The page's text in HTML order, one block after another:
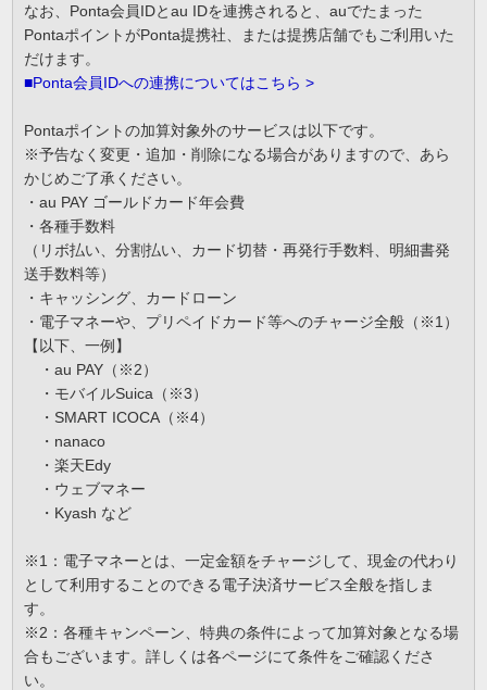
なお、Ponta会員IDとau IDを連携されると、auでたまった
PontaポイントがPonta提携社、または提携店舗でもご利用いた
だけます。
■Ponta会員IDへの連携についてはこちら >
Pontaポイントの加算対象外のサービスは以下です。
※予告なく変更・追加・削除になる場合がありますので、あら
かじめご了承ください。
・au PAY ゴールドカード年会費
・各種手数料
（リボ払い、分割払い、カード切替・再発行手数料、明細書発
送手数料等）
・キャッシング、カードローン
・電子マネーや、プリペイドカード等へのチャージ全般（※1）
【以下、一例】
・au PAY（※2）
・モバイルSuica（※3）
・SMART ICOCA（※4）
・nanaco
・楽天Edy
・ウェブマネー
・Kyash など
※1：電子マネーとは、一定金額をチャージして、現金の代わり
として利用することのできる電子決済サービス全般を指しま
す。
※2：各種キャンペーン、特典の条件によって加算対象となる場
合もございます。詳しくは各ページにて条件をご確認くださ
い。